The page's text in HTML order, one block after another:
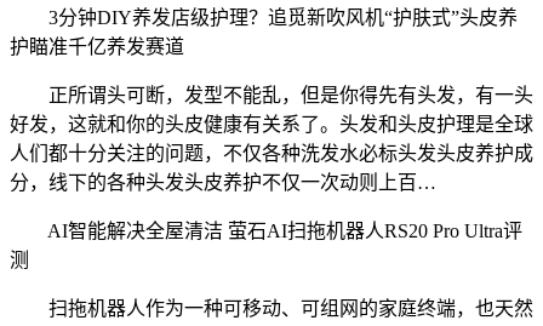
3分钟DIY养发店级护理？追觅新吹风机“护肤式”头皮养
护瞄准千亿养发赛道
正所谓头可断，发型不能乱，但是你得先有头发，有一头
好发，这就和你的头皮健康有关系了。头发和头皮护理是全球
人们都十分关注的问题，不仅各种洗发水必标头发头皮养护成
分，线下的各种头发头皮养护不仅一次动则上百…
AI智能解决全屋清洁 萤石AI扫拖机器人RS20 Pro Ultra评
测
扫拖机器人作为一种可移动、可组网的家庭终端，也天然